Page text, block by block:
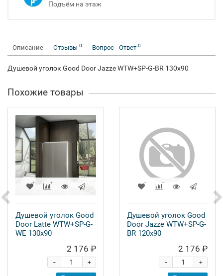
Подъём на этаж
Описание Отзывы 0 Вопрос - Ответ 0
Душевой уголок Good Door Jazze WTW+SP-G-BR 130x90
Похожие товары
Душевой уголок Good
Door Latte WTW+SP-G-
WE 130x90
2 176 ₽
+
-
Душевой уголок Good
Door Jazze WTW+SP-G-
BR 120x90
2 176 ₽
+
-